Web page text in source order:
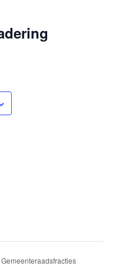
Gemeenteraadsfracties